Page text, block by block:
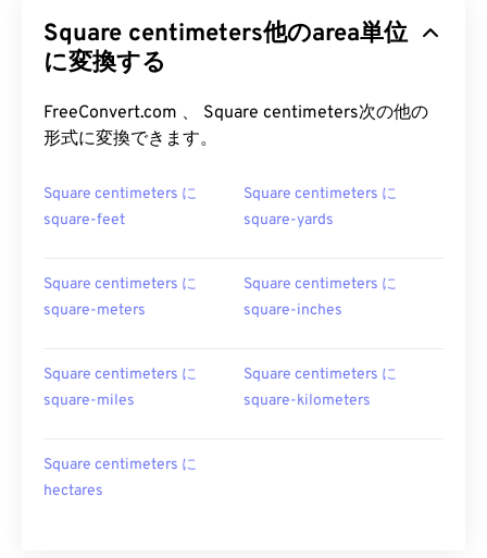
Square centimeters他のarea単位
に変換する
FreeConvert.com 、 Square centimeters次の他の
形式に変換できます。
Square centimeters に
square-feet
Square centimeters に
square-yards
Square centimeters に
square-meters
Square centimeters に
square-inches
Square centimeters に
square-miles
Square centimeters に
square-kilometers
Square centimeters に
hectares